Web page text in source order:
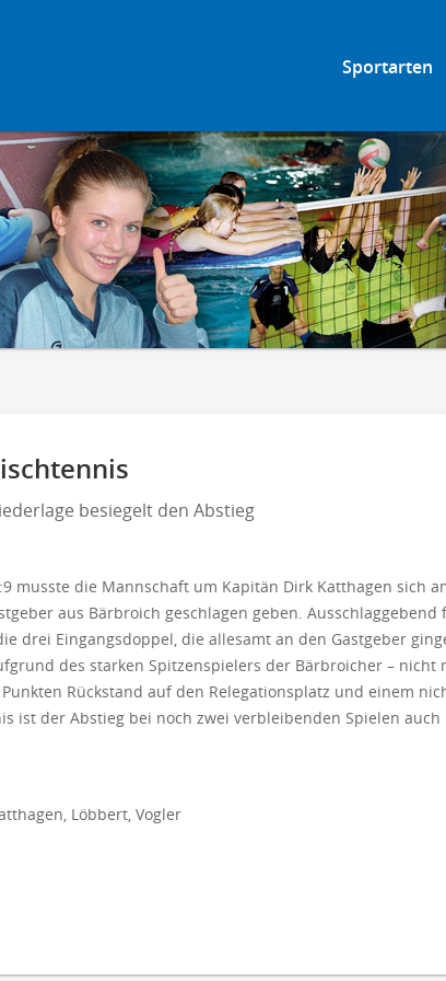
Sportarten
besiegelt den Abstieg
musste die Mannschaft um Kapitän Dirk Katthagen sich
aus Bärbroich geschlagen geben.
drei Eingangsdoppel, die allesamt an den Gastgeber
des starken Spitzenspielers der Bärbroicher – nicht
Rückstand auf den Relegationsplatz und einem
ist der Abstieg bei noch zwei verbleibenden Spielen
Löbbert, Vogler